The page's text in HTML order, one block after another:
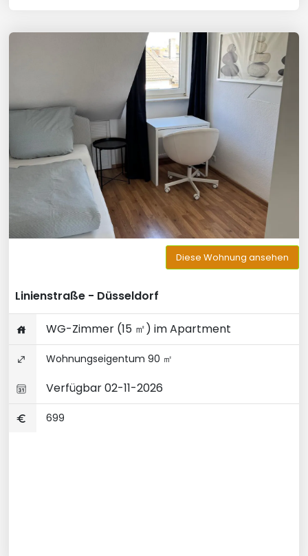
Diese Wohnung ansehen
Linienstraße - Düsseldorf
WG-Zimmer (15 ㎡) im Apartment
Wohnungseigentum 90 ㎡
Verfügbar 02-11-2026
699